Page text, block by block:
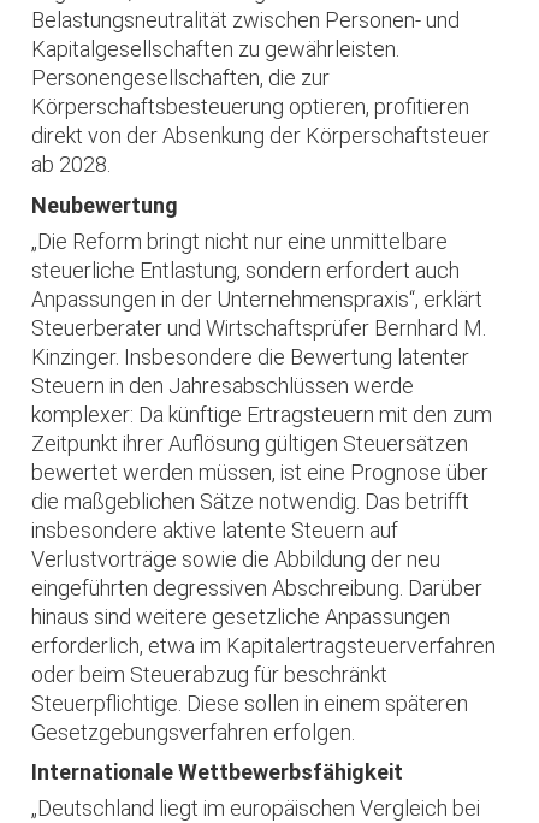
Belastungsneutralität zwischen Personen- und
Kapitalgesellschaften zu gewährleisten.
Personengesellschaften, die zur
Körperschaftsbesteuerung optieren, profitieren
direkt von der Absenkung der Körperschaftsteuer
ab 2028.
Neubewertung
„Die Reform bringt nicht nur eine unmittelbare
steuerliche Entlastung, sondern erfordert auch
Anpassungen in der Unternehmenspraxis“, erklärt
Steuerberater und Wirtschaftsprüfer Bernhard M.
Kinzinger. Insbesondere die Bewertung latenter
Steuern in den Jahresabschlüssen werde
komplexer: Da künftige Ertragsteuern mit den zum
Zeitpunkt ihrer Auflösung gültigen Steuersätzen
bewertet werden müssen, ist eine Prognose über
die maßgeblichen Sätze notwendig. Das betrifft
insbesondere aktive latente Steuern auf
Verlustvorträge sowie die Abbildung der neu
eingeführten degressiven Abschreibung. Darüber
hinaus sind weitere gesetzliche Anpassungen
erforderlich, etwa im Kapitalertragsteuerverfahren
oder beim Steuerabzug für beschränkt
Steuerpflichtige. Diese sollen in einem späteren
Gesetzgebungsverfahren erfolgen.
Internationale Wettbewerbsfähigkeit
„Deutschland liegt im europäischen Vergleich bei